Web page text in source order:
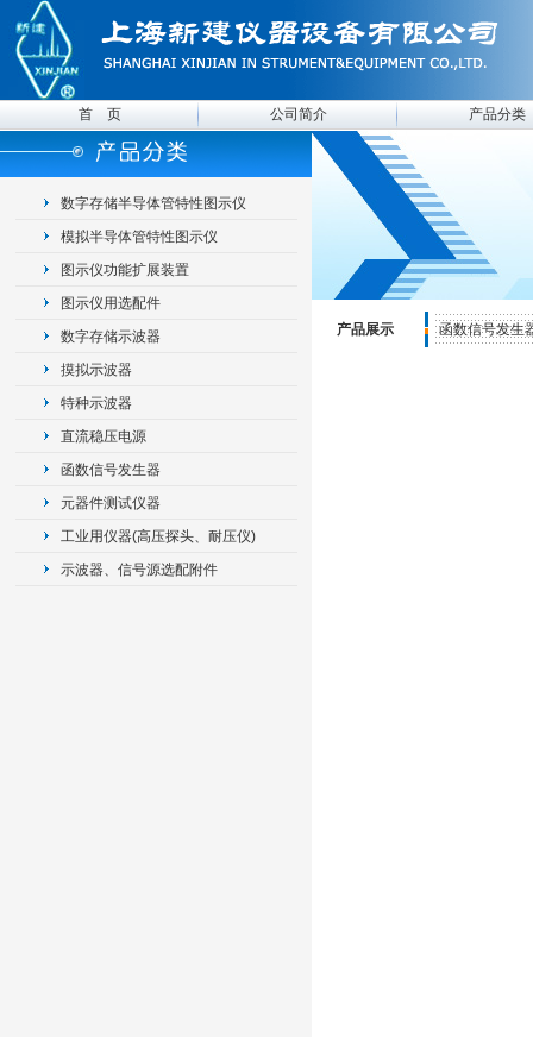
首 页 公司简介 产品分类
数字存储半导体管特性图示仪
模拟半导体管特性图示仪
图示仪功能扩展装置
图示仪用选配件
数字存储示波器
摸拟示波器
特种示波器
直流稳压电源
函数信号发生器
元器件测试仪器
工业用仪器(高压探头、耐压仪)
示波器、信号源选配附件
产品展示 函数信号发生